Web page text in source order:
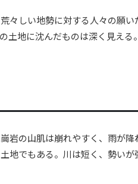
々しい地勢に対する人々の願
土地に沈んだものは深く見える
岩の山肌は崩れやすく、雨が
地でもある。川は短く、勢いが